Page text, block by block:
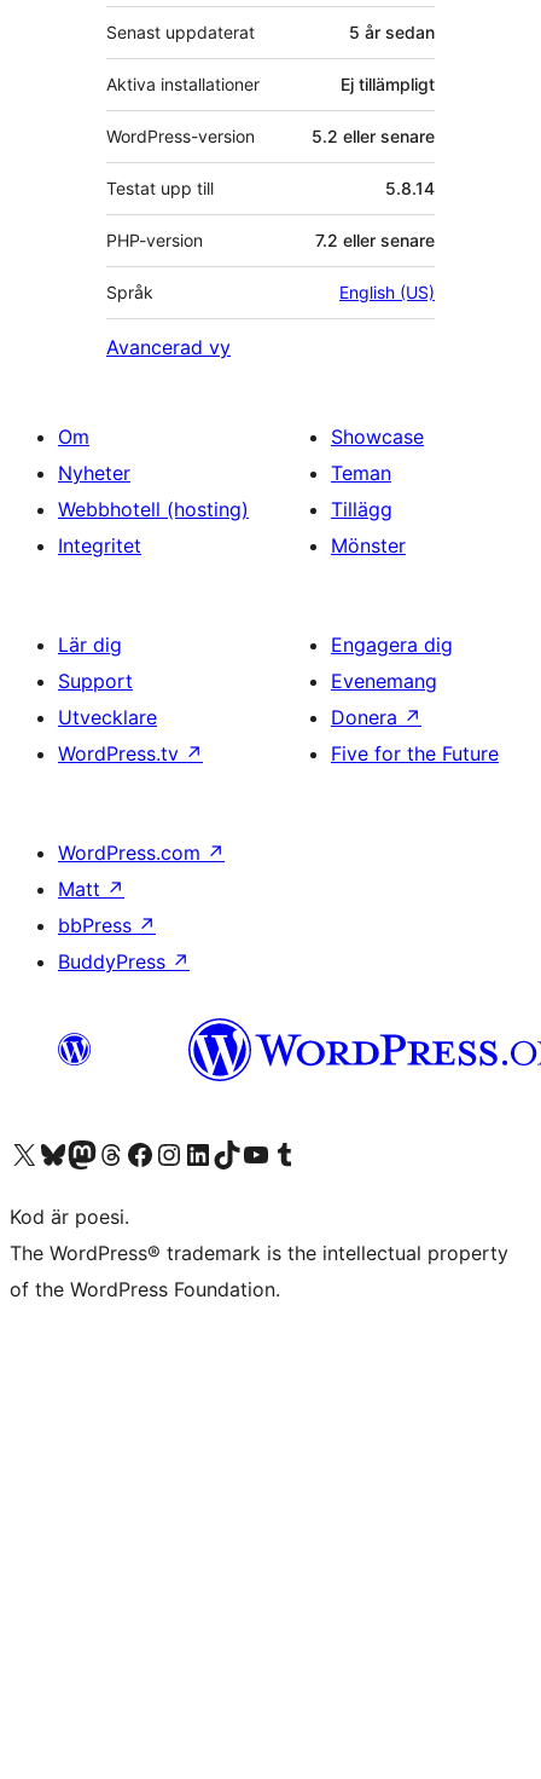
Senast uppdaterat 5 år sedan
Aktiva installationer Ej tillämpligt
WordPress-version 5.2 eller senare
Testat upp till 5.8.14
PHP-version 7.2 eller senare
Språk English (US)
Avancerad vy
Om
Nyheter
Webbhotell (hosting)
Integritet
Showcase
Teman
Tillägg
Mönster
Lär dig
Support
Utvecklare
WordPress.tv ↗
Engagera dig
Evenemang
Donera ↗
Five for the Future
WordPress.com ↗
Matt ↗
bbPress ↗
BuddyPress ↗
Besök vår X-konto (f.d. Twitter)
Besök vårt Bluesky-konto
Besök vårt Mastodon-konto
Besök vårt Thread-konto
Besök vår Facebook-sidaBesök vårt Instagram-konto
Besök vårt LinkedIn-konto
Besök vårt TikTok-konto
Besök vår YouTube-kanalBesök vårt Tumblr-konto
Kod är poesi.
The WordPress® trademark is the intellectual property
of the WordPress Foundation.